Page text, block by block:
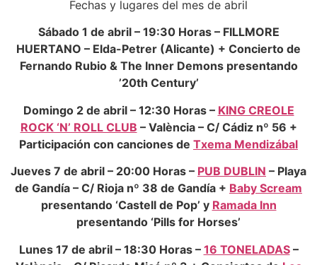
Fechas y lugares del mes de abril
Sábado 1 de abril – 19:30 Horas – FILLMORE
HUERTANO – Elda-Petrer (Alicante) + Concierto de
Fernando Rubio & The Inner Demons presentando
’20th Century’
Domingo 2 de abril – 12:30 Horas – KING CREOLE
ROCK ‘N’ ROLL CLUB – València – C/ Cádiz nº 56 +
Participación con canciones de Txema Mendizábal
Jueves 7 de abril – 20:00 Horas – PUB DUBLIN – Playa
de Gandía – C/ Rioja nº 38 de Gandía + Baby Scream
presentando ‘Castell de Pop’ y Ramada Inn
presentando ‘Pills for Horses’
Lunes 17 de abril – 18:30 Horas – 16 TONELADAS–